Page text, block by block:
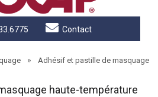
Contact
» Adhésif et pastille de masquage
haute-température